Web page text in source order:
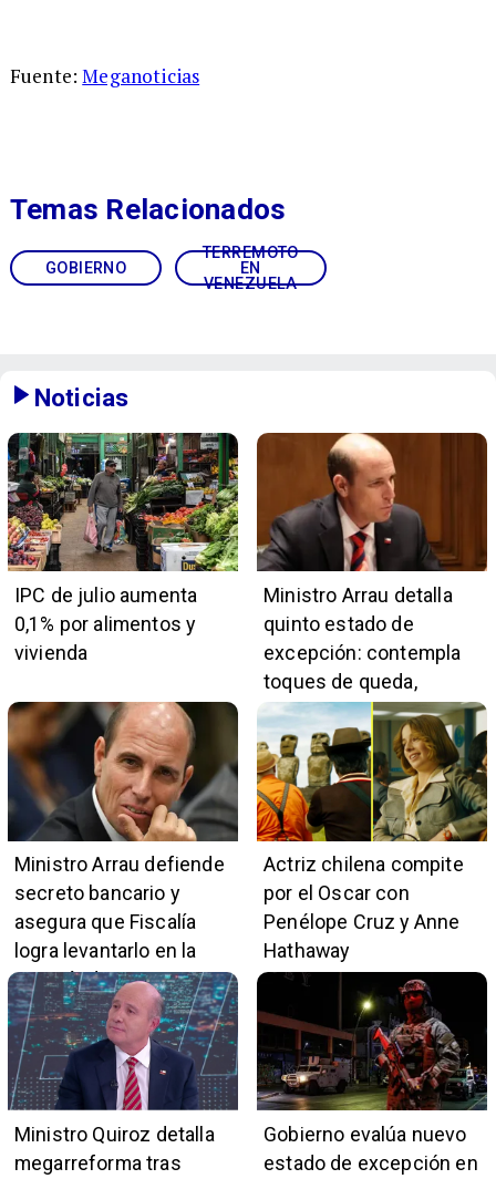
Fuente:Meganoticias
GOBIERNO
TERREMOTO
EN
VENEZUELA
Temas Relacionados
Noticias
IPC de julio aumenta
0,1% por alimentos y
vivienda
Ministro Arrau detalla
quinto estado de
excepción: contempla
toques de queda,
restricciones y
escuchas telefónicas
en zonas críticas
Ministro Arrau defiende
secreto bancario y
asegura que Fiscalía
logra levantarlo en la
mayoría de casos
Actriz chilena compite
por el Oscar con
Penélope Cruz y Anne
Hathaway
Ministro Quiroz detalla
megarreforma tras
Gobierno evalúa nuevo
estado de excepción en